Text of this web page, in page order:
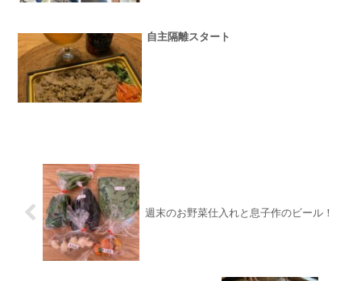
自主隔離スタート
週末のお野菜仕入れと息子作のビール！